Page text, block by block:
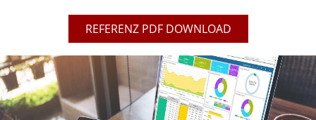
REFERENZ PDF DOWNLOAD